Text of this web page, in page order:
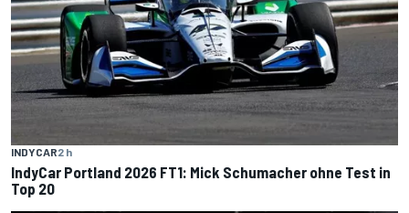
INDYCAR2 h
IndyCar Portland 2026 FT1: Mick Schumacher ohne Test in
Top 20